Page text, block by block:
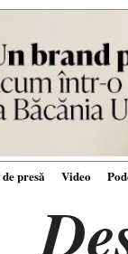
presă Video